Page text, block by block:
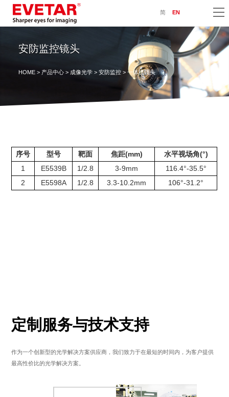
简 EN
安防监控镜头
HOME> 产品中心> 成像光学> 安防监控> 一体机镜头
序号 型号 靶面 焦距(mm)
水平视场角(°)
1
E5539B 1/2.8 3-9mm
116.4°-35.5°
2
E5598A 1/2.8 3.3-10.2mm 106°-31.2°
定制服务与技术支持
作为一个创新型的光学解决方案供应商，我们致力于在最短的时间内，为客户提供
最高性价比的光学解决方案。